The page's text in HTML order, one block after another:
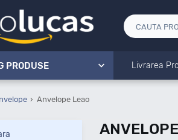
PRODUSE Livrarea
Anvelope Leao